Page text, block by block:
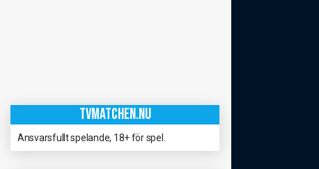
TVMATCHEN.NU
Ansvarsfullt spelande, 18+ för spel.